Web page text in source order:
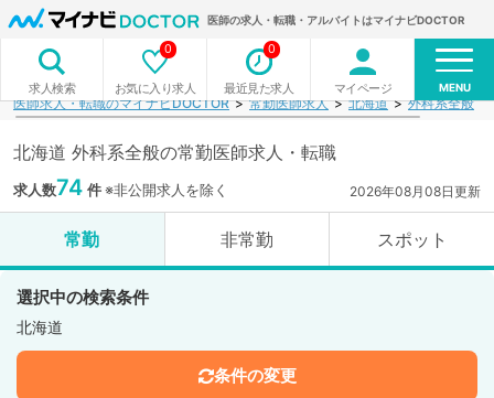
医師の求人・転職・アルバイトはマイナビDOCTOR
求人検索 お気に入り求人
0
最近見た求人
0
マイページ MENU
医師求人・転職のマイナビDOCTOR 常勤医師求人 北海道 外科系全般
北海道 外科系全般の常勤医師求人・転職
求人数74 件※非公開求人を除く 2026年08月08日更新
常勤 非常勤 スポット
選択中の検索条件
北海道
条件の変更